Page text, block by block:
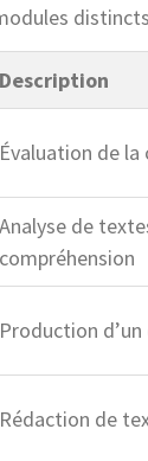
Description
Évaluation de
Analyse de
compréhension
Production
Rédaction de